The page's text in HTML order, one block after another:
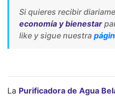
Si quieres recibir
economía y bienestar
like y sigue nuestra
La Purificadora de Agua